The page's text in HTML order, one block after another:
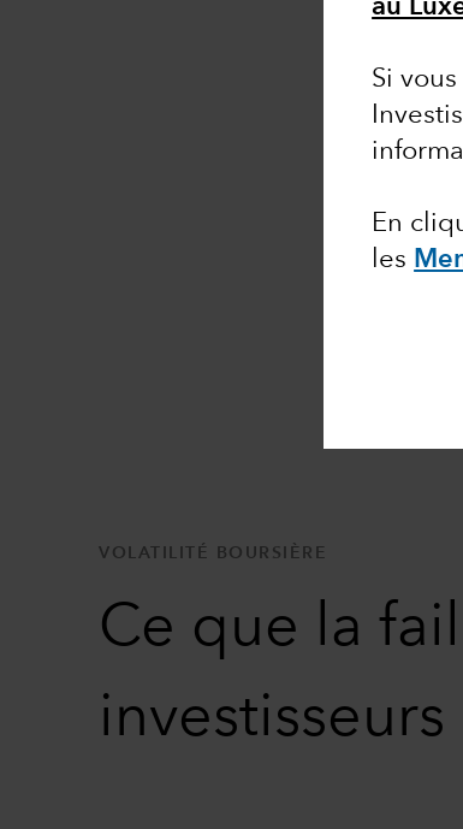
au
Si
En
les
VOLATILITÉ BOURSIÈRE
Ce que la
investisseurs